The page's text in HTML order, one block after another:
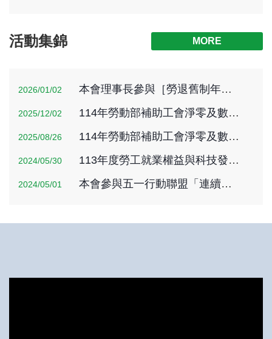
活動集錦 MORE
2026/01/02 本會理事長參與［勞退舊制年資結清移入新制帳戶］公聽會
2025/12/02 114年勞動部補助工會淨零及數位轉型勞動權益教育訓練
2025/08/26 114年勞動部補助工會淨零及數位轉型勞動權益教育訓練
2024/05/30 113年度勞工就業權益與科技發展教育訓練
2024/05/01 本會參與五一行動聯盟「連續執政無蜜月，國會修法挺勞權」五一勞動節聲援活動!